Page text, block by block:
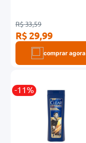
R$ 33,59
R$ 29,99
comprar agora
-11%